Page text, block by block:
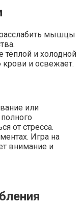
расслабить мышцы
и холодной
и освежает.
или
от стресса.
Игра на
внимание и